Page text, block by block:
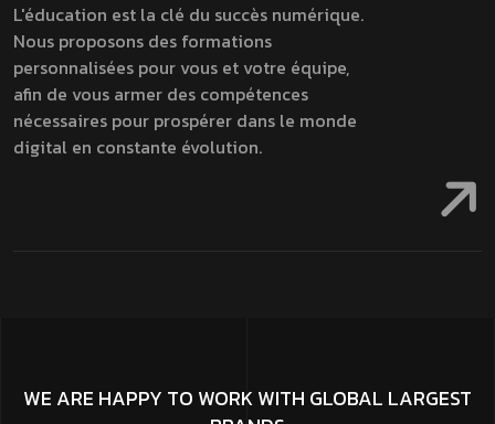
L'éducation est la clé du succès numérique.
Nous proposons des formations
personnalisées pour vous et votre équipe,
afin de vous armer des compétences
nécessaires pour prospérer dans le monde
digital en constante évolution.
WE ARE HAPPY TO WORK WITH GLOBAL LARGEST